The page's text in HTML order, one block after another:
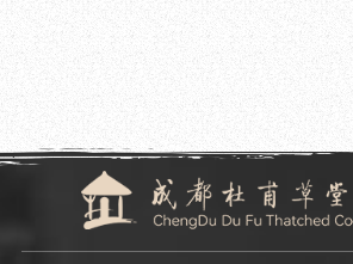
成都杜甫草堂博物馆开展2021年新员工入职考核工作
2021.11.17
戏缘心迹——刘朴川剧人物画展在成都杜甫草堂博物馆开展